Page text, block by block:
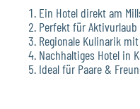
Ein Hotel direkt am
Perfekt für
Regionale Kulinarik
Nachhaltiges Hotel in
Ideal für Paare &